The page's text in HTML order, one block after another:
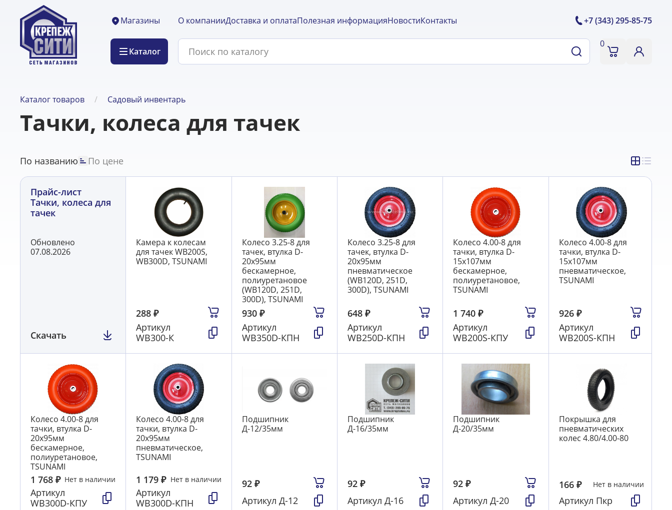
Магазины
Каталог
О компанииДоставка и оплатаПолезная информацияНовостиКонтакты +7 (343) 295-85-75
0
Каталог товаров Садовый инвентарь
Тачки, колеса для тачек
По названию По цене
Прайс-лист
Тачки, колеса для
тачек
Обновлено
07.08.2026
Скачать
Камера к колесам
для тачек WB200S,
WB300D, TSUNAMI
288₽
Артикул
WB300-К
Колесо 3.25-8 для
тачек, втулка D-
20х95мм
бескамерное,
полиуретановое
(WB120D, 251D,
300D), TSUNAMI
930 ₽
Артикул
WB350D-КПН
Колесо 3.25-8 для
тачек, втулка D-
20х95мм
пневматическое
(WB120D, 251D,
300D), TSUNAMI
648 ₽
Артикул
WB250D-КПН
Колесо 4.00-8 для
тачки, втулка D-
15х107мм
бескамерное,
полиуретановое,
TSUNAMI
1 740₽
Артикул
WB200S-КПУ
Колесо 4.00-8 для
тачки, втулка D-
15х107мм
пневматическое,
TSUNAMI
926 ₽
Артикул
WB200S-КПН
Колесо 4.00-8 для
тачки, втулка D-
20х95мм
бескамерное,
полиуретановое,
TSUNAMI
1 768 ₽ Нет в наличии
Артикул
WB300D-КПУ
Колесо 4.00-8 для
тачки, втулка D-
20х95мм
пневматическое,
TSUNAMI
1 179₽ Нет в наличии
Артикул
WB300D-КПН
Подшипник
Д-12/35мм
92 ₽
Артикул Д-12
Подшипник
Д-16/35мм
92 ₽
Артикул Д-16
Подшипник
Д-20/35мм
92₽
АртикулД-20
Покрышка для
пневматических
колес 4.80/4.00-80
166 ₽ Нет в наличии
Артикул Пкр